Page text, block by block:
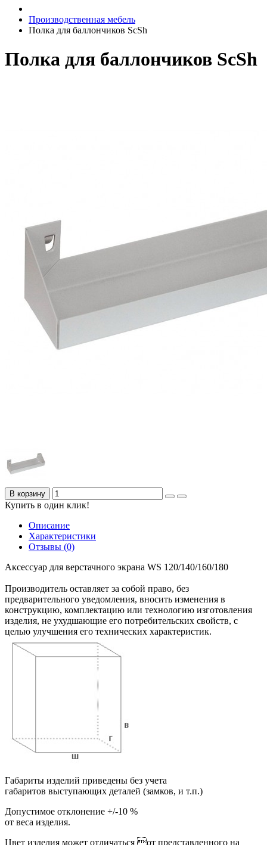
Производственная мебель
Полка для баллончиков ScSh
Полка для баллончиков ScSh
В корзину
Купить в один клик!
Описание
Характеристики
Отзывы (0)
Аксессуар для верстачного экрана WS 120/140/160/180
Производитель оставляет за собой право, без
предварительного уведомления, вносить изменения в
конструкцию, комплектацию или технологию изготовления
изделия, не ухудшающие его потребительских свойств, с
целью улучшения его технических характеристик.
Габариты изделий приведены без учета
габаритов выступающих деталей (замков, и т.п.)
Допустимое отклонение +/-10 %
от веса изделия.
Цвет изделия может отличаться от представленного на